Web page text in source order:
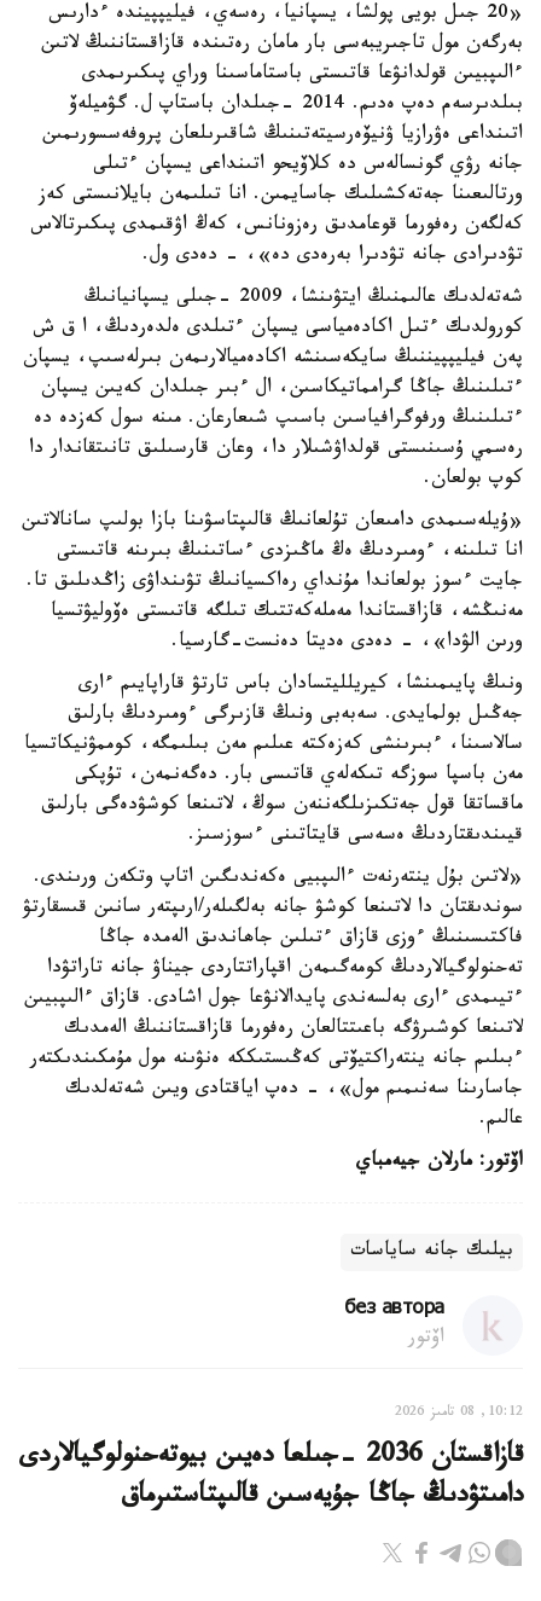
«20 جىل بويى پولشا، يسپانيا، رەسەي، فيليپپيندە ءدارىس
بەرگەن مول تاجىريبەسى بار مامان رەتىندە قازاقستاننىڭ لاتىن
ءالىپبيىن قولدانۋعا قاتىستى باستاماسىنا وراي پىكىرىمدى
بىلدىرسەم دەپ ەدىم. 2014 -جىلدان باستاپ ل. گۋميلەۆ
اتىنداعى ەۋرازيا ۋنيۆەرسيتەتىنىڭ شاقىرىلعان پروفەسسورىمىن
جانە رۋي گونسالەس دە كلاۆيحو اتىنداعى يسپان ءتىلى
ورتالىعىنا جەتەكشىلىك جاسايمىن. انا تىلىمەن بايلانىستى كەز
كەلگەن رەفورما قوعامدىق رەزونانس، كەڭ اۋقىمدى پىكىرتالاس
تۋدىرادى جانە تۋدىرا بەرەدى دە»، - دەدى ول.
شەتەلدىك عالىمنىڭ ايتۋىنشا، 2009 -جىلى يسپانيانىڭ
كورولدىك ءتىل اكادەمياسى يسپان ءتىلدى ەلدەردىڭ، ا ق ش
پەن فيليپپيننىڭ سايكەسىنشە اكادەميالارىمەن بىرلەسىپ، يسپان
ءتىلىنىڭ جاڭا گرامماتيكاسىن، ال ءبىر جىلدان كەيىن يسپان
ءتىلىنىڭ ورفوگرافياسىن باسىپ شىعارعان. مىنە سول كەزدە دە
رەسمي ۇسىنىستى قولداۋشىلار دا، وعان قارسىلىق تانىتقاندار دا
كوپ بولعان.
«ۇيلەسىمدى دامىعان تۇلعانىڭ قالىپتاسۋىنا بازا بولىپ سانالاتىن
انا تىلىنە، ءومىردىڭ ەڭ ماڭىزدى ءساتىنىڭ بىرىنە قاتىستى
جايت ءسوز بولعاندا مۇنداي رەاكسيانىڭ تۋىنداۋى زاڭدىلىق تا.
مەنىڭشە، قازاقستاندا مەملەكەتتىك تىلگە قاتىستى ەۆوليۋتسيا
ورىن الۋدا»، - دەدى ەديتا دەنست-گارسيا.
ونىڭ پايىمىنشا، كيريلليتسادان باس تارتۋ قاراپايىم ءارى
جەڭىل بولمايدى. سەبەبى ونىڭ قازىرگى ءومىردىڭ بارلىق
سالاسىنا، ءبىرىنشى كەزەكتە عىلىم مەن بىلىمگە، كوممۋنيكاتسيا
مەن باسپا سوزگە تىكەلەي قاتىسى بار. دەگەنمەن، تۇپكى
ماقساتقا قول جەتكىزىلگەننەن سوڭ، لاتىنعا كوشۋدەگى بارلىق
قيىندىقتاردىڭ ەسەسى قايتاتىنى ءسوزسىز.
«لاتىن بۇل ينتەرنەت ءالىپبيى ەكەندىگىن اتاپ وتكەن ورىندى.
سوندىقتان دا لاتىنعا كوشۋ جانە بەلگىلەر/ارىپتەر سانىن قىسقارتۋ
فاكتىسىنىڭ ءوزى قازاق ءتىلىن جاھاندىق الەمدە جاڭا
تەحنولوگيالاردىڭ كومەگىمەن اقپاراتتاردى جيناۋ جانە تاراتۋدا
ءتيىمدى ءارى بەلسەندى پايدالانۋعا جول اشادى. قازاق ءالىپبيىن
لاتىنعا كوشىرۋگە باعىتتالعان رەفورما قازاقستاننىڭ الەمدىك
ءبىلىم جانە ينتەراكتيۆتى كەڭىستىككە ەنۋىنە مول مۇمكىندىكتەر
جاسارىنا سەنىمىم مول»، - دەپ اياقتادى ويىن شەتەلدىك
عالىم.
اۆتور: مارلان جيەمباي
بيلىك جانە ساياسات
без автора
اۆتور
10:12, 08 تامىز 2026
قازاقستان 2036 -جىلعا دەيىن بيوتەحنولوگيالاردى
دامىتۋدىڭ جاڭا جۇيەسىن قالىپتاستىرماق